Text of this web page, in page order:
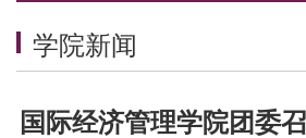
学院新闻
国际经济管理学院团委